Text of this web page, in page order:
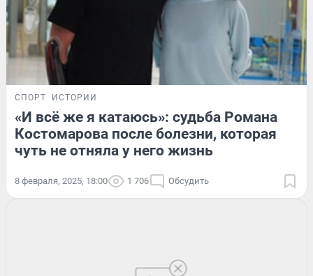
СПОРТ ИСТОРИИ
«И всё же я катаюсь»: судьба Романа
Костомарова после болезни, которая
чуть не отняла у него жизнь
8 февраля, 2025, 18:00 1 706 Обсудить